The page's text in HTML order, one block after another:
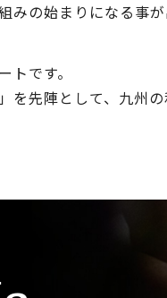
の始まりになる事が
です。
先陣として、九州